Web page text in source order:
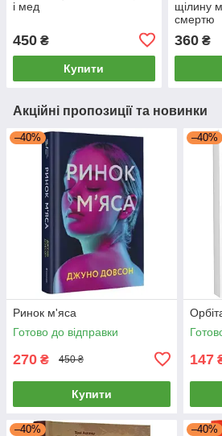
і мед
450 ₴
Купити
щілину
смертю
360₴
Акційні пропозиції та новинки
–40%
Ринок м'яса
Готово до відправки
270 ₴ 450 ₴
Купити
–40%
147
–40% –40%